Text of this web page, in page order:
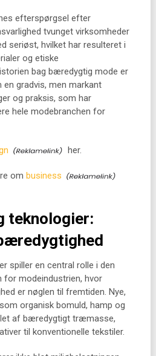
efterspørgsel efter
tvunget virksomheder
seriøst, hvilket har resulteret i
og etiske
bag bæredygtig mode er
gradvis, men markant
og praksis, som har
hele modebranchen for
her.
om business
teknologier:
spiller en central rolle i den
for modeindustrien, hvor
er nøglen til fremtiden. Nye,
organisk bomuld, hamp og
af bæredygtigt træmasse,
til konventionelle tekstiler.